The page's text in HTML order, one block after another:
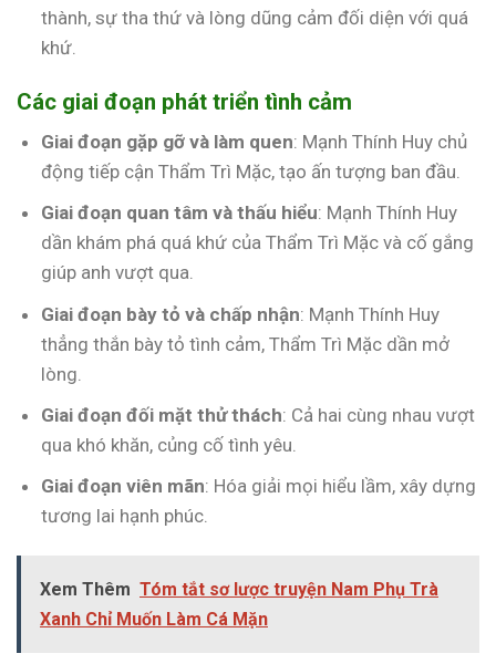
thành, sự tha thứ và lòng dũng cảm đối diện với quá
khứ.
Các giai đoạn phát triển tình cảm
Giai đoạn gặp gỡ và làm quen: Mạnh Thính Huy chủ
động tiếp cận Thẩm Trì Mặc, tạo ấn tượng ban đầu.
Giai đoạn quan tâm và thấu hiểu: Mạnh Thính Huy
dần khám phá quá khứ của Thẩm Trì Mặc và cố gắng
giúp anh vượt qua.
Giai đoạn bày tỏ và chấp nhận: Mạnh Thính Huy
thẳng thắn bày tỏ tình cảm, Thẩm Trì Mặc dần mở
lòng.
Giai đoạn đối mặt thử thách: Cả hai cùng nhau vượt
qua khó khăn, củng cố tình yêu.
Giai đoạn viên mãn: Hóa giải mọi hiểu lầm, xây dựng
tương lai hạnh phúc.
Xem Thêm Tóm tắt sơ lược truyện Nam Phụ Trà
Xanh Chỉ Muốn Làm Cá Mặn